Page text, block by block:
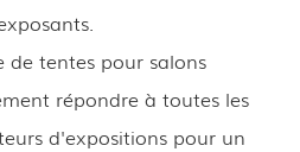
de tentes pour salons
répondre à toutes les
d'expositions pour un